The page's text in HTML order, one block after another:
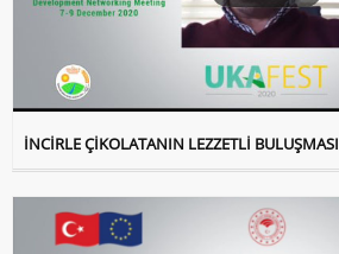
İNCİRLE ÇİKOLATANIN LEZZETLİ BULUŞMASI